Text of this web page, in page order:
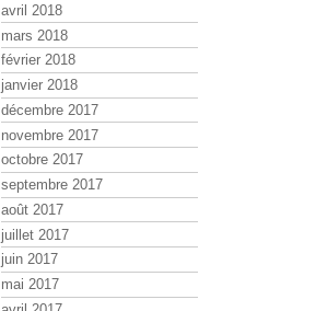
avril 2018
mars 2018
février 2018
janvier 2018
décembre 2017
novembre 2017
octobre 2017
septembre 2017
août 2017
juillet 2017
juin 2017
mai 2017